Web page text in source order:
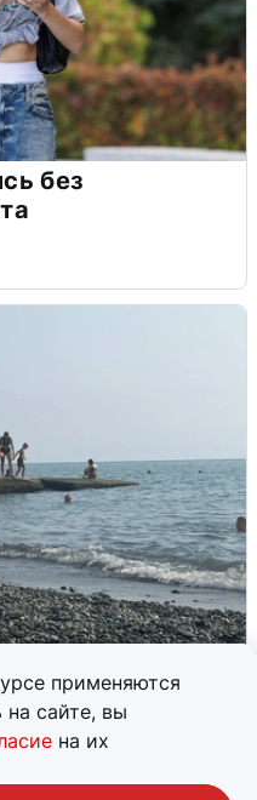
применяются
сайте, вы
на их
без
угроза БПЛА